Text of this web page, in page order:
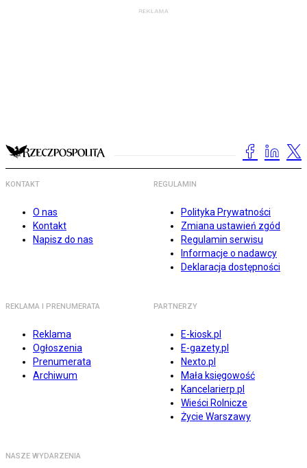
KONTAKT
O nas
Kontakt
Napisz do nas
REGULAMIN
Polityka Prywatności
Zmiana ustawień zgód
Regulamin serwisu
Informacje o nadawcy
Deklaracja dostępności
REKLAMA I PRENUMERATA
Reklama
Ogłoszenia
Prenumerata
Archiwum
PARTNERZY
E-kiosk.pl
E-gazety.pl
Nexto.pl
Mała księgowość
Kancelarierp.pl
Wieści Rolnicze
Życie Warszawy
NASZE WYDARZENIA